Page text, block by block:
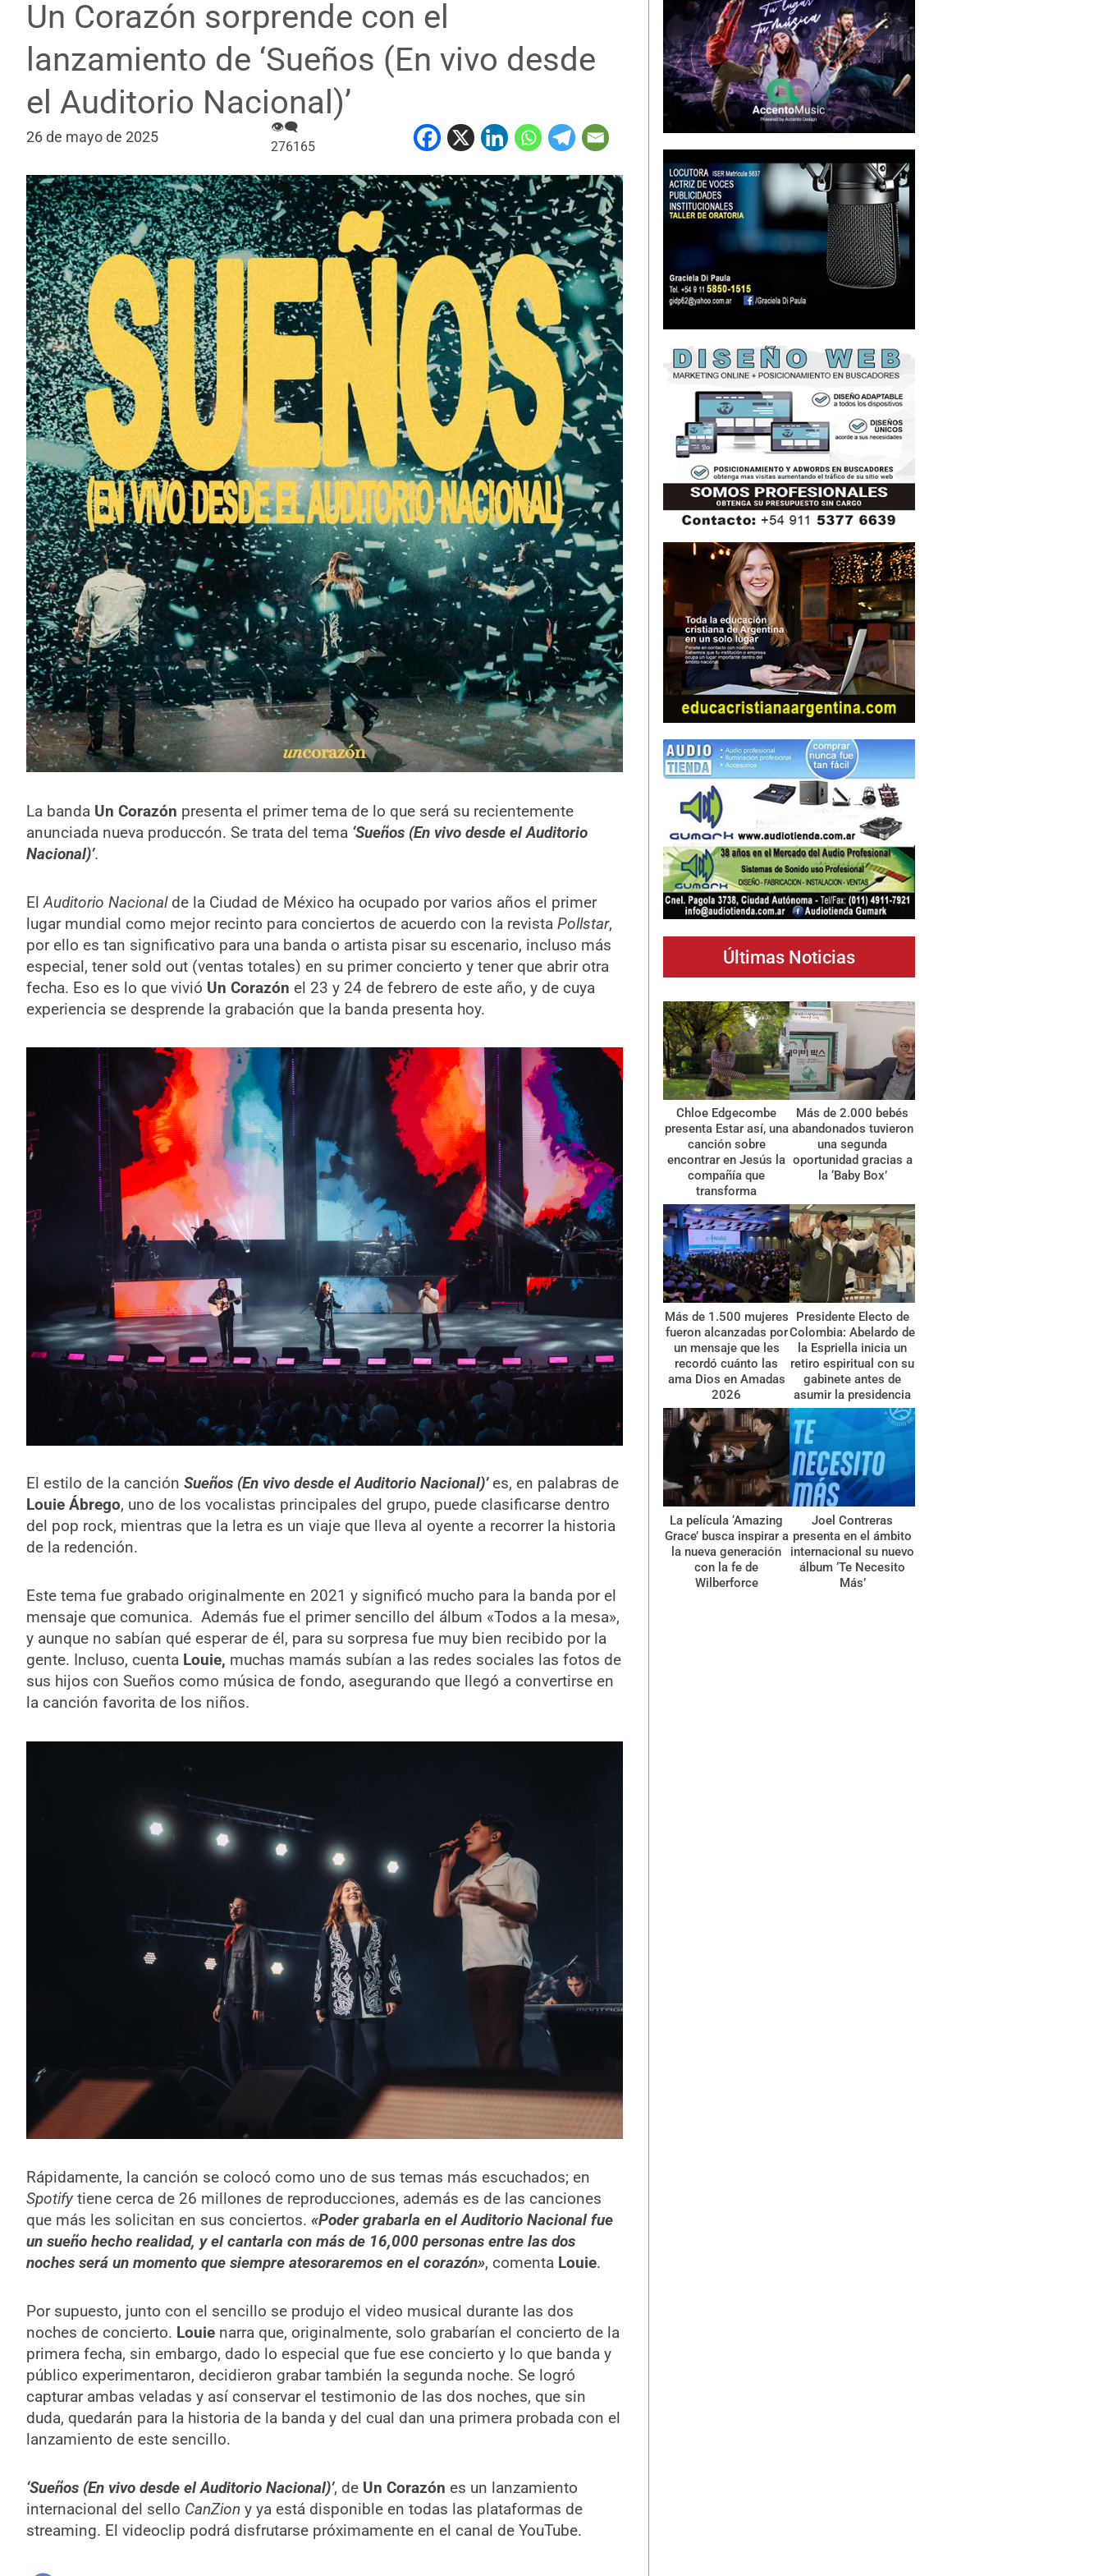
Un Corazón sorprende con el
lanzamiento de ‘Sueños (En vivo desde
el Auditorio Nacional)’
26 de mayo de 2025
👁‍🗨
276165
La banda Un Corazón presenta el primer tema de lo que será su recientemente
anunciada nueva produccón. Se trata del tema ‘Sueños (En vivo desde el Auditorio
Nacional)’.
ElAuditorio Nacionalde la Ciudad de México ha ocupado por varios años el primer
lugar mundial como mejor recinto para conciertos de acuerdo con la revista Pollstar,
por ello es tan significativo para una banda o artista pisar su escenario, incluso más
especial, tener sold out (ventas totales) en su primer concierto y tener que abrir otra
fecha. Eso es lo que vivió Un Corazón el 23 y 24 de febrero de este año, y de cuya
experiencia se desprende la grabación que la banda presenta hoy.
El estilo de la canción Sueños (En vivo desde el Auditorio Nacional)’es, en palabras de
Louie Ábrego, uno de los vocalistas principales del grupo, puede clasificarse dentro
del pop rock, mientras que la letra es un viaje que lleva al oyente a recorrer la historia
de la redención.
Este tema fue grabado originalmente en 2021 y significó mucho para la banda por el
mensaje que comunica. Además fue el primer sencillo del álbum «Todos a la mesa»,
y aunque no sabían qué esperar de él, para su sorpresa fue muy bien recibido por la
gente. Incluso, cuenta Louie, muchas mamás subían a las redes sociales las fotos de
sus hijos con Sueños como música de fondo, asegurando que llegó a convertirse en
la canción favorita de los niños.
Rápidamente, la canción se colocó como uno de sus temas más escuchados; en
Spotify tiene cerca de 26 millones de reproducciones, además es de las canciones
que más les solicitan en sus conciertos. «Poder grabarla en el Auditorio Nacional fue
un sueño hecho realidad, y el cantarla con más de 16,000 personas entre las dos
noches será un momento que siempre atesoraremos en el corazón», comenta Louie.
Por supuesto, junto con el sencillo se produjo el video musical durante las dos
noches de concierto. Louienarra que, originalmente, solo grabarían el concierto de la
primera fecha, sin embargo, dado lo especial que fue ese concierto y lo que banda y
público experimentaron, decidieron grabar también la segunda noche. Se logró
capturar ambas veladas y así conservar el testimonio de las dos noches, que sin
duda, quedarán para la historia de la banda y del cual dan una primera probada con el
lanzamiento de este sencillo.
‘Sueños (En vivo desde el Auditorio Nacional)’, de Un Corazón es un lanzamiento
internacional del sello CanZion y ya está disponible en todas las plataformas de
streaming. El videoclip podrá disfrutarse próximamente en el canal de YouTube.
Últimas Noticias
Chloe Edgecombe
presenta Estar así, una
canción sobre
encontrar en Jesús la
compañía que
transforma
Más de 2.000 bebés
abandonados tuvieron
una segunda
oportunidad gracias a
la ‘Baby Box’
Más de 1.500 mujeres
fueron alcanzadas por
un mensaje que les
recordó cuánto las
ama Dios en Amadas
2026
Presidente Electo de
Colombia: Abelardo de
la Espriella inicia un
retiro espiritual con su
gabinete antes de
asumir la presidencia
La película ‘Amazing
Grace’ busca inspirar a
la nueva generación
con la fe de
Wilberforce
Joel Contreras
presenta en el ámbito
internacional su nuevo
álbum ‘Te Necesito
Más’